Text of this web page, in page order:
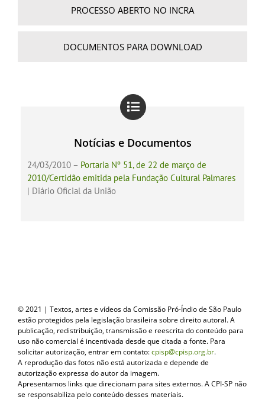
PROCESSO ABERTO NO INCRA
DOCUMENTOS PARA DOWNLOAD
Notícias e Documentos
24/03/2010 – Portaria Nº 51, de 22 de março de
2010/Certidão emitida pela Fundação Cultural Palmares
| Diário Oficial da União
© 2021 | Textos, artes e vídeos da Comissão Pró-Índio de São Paulo
estão protegidos pela legislação brasileira sobre direito autoral. A
publicação, redistribuição, transmissão e reescrita do conteúdo para
uso não comercial é incentivada desde que citada a fonte. Para
solicitar autorização, entrar em contato:cpisp@cpisp.org.br.
A reprodução das fotos não está autorizada e depende de
autorização expressa do autor da imagem.
Apresentamos links que direcionam para sites externos. A CPI-SP não
se responsabiliza pelo conteúdo desses materiais.